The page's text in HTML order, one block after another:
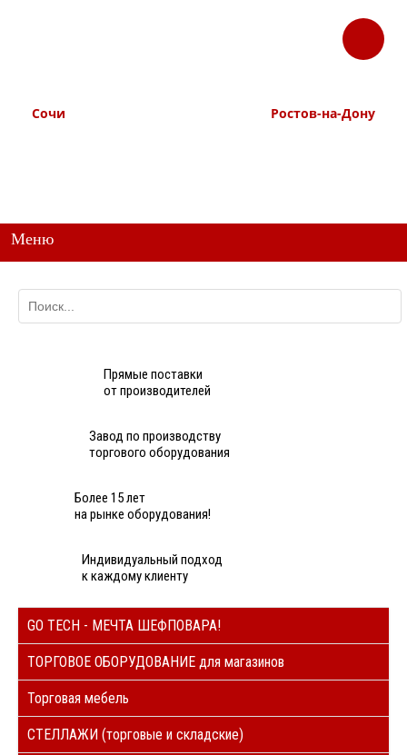
Сочи
ЗАКАЗАТЬ
ЗВОНОК
Ростов-на-Дону
Меню
Прямые поставки
от производителей
Завод по производству
торгового оборудования
Более 15 лет
на рынке оборудования!
Индивидуальный подход
к каждому клиенту
GO TECH - МЕЧТА ШЕФПОВАРА!
ТОРГОВОЕ ОБОРУДОВАНИЕ для магазинов
Торговая мебель
СТЕЛЛАЖИ (торговые и складские)